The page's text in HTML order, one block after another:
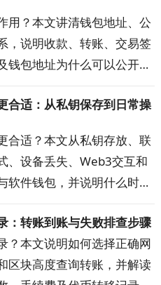
用？本文讲清钱包地址、公
，说明收款、转账、交易签
钱包地址为什么可以公开、
新手常见问题，帮助你正确
合适：从私钥保存到日常操
合适？本文从私钥存放、联
、设备丢失、Web3交互和
软件钱包，并说明什么时候
你按自己的资金用途和操作
：转账到账与失败排查步骤
？本文说明如何选择正确网
区块高度查询转账，并解读